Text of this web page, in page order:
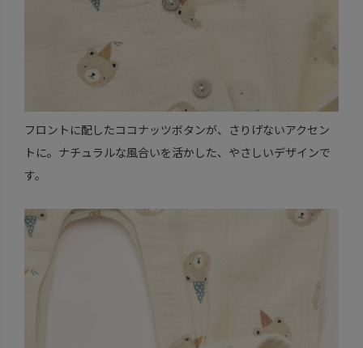
フロントに配したココナッツボタンが、さりげないアクセン
トに。ナチュラルな風合いを活かした、やさしいデザインで
す。